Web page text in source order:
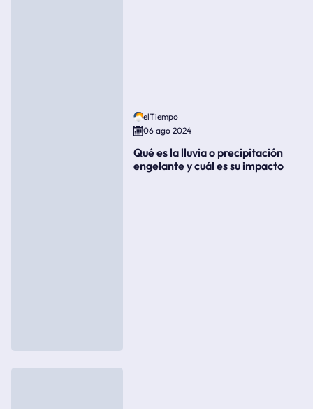
elTiempo
06 ago 2024
Qué es la lluvia o precipitación
engelante y cuál es su impacto